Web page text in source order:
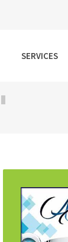
SERVICES